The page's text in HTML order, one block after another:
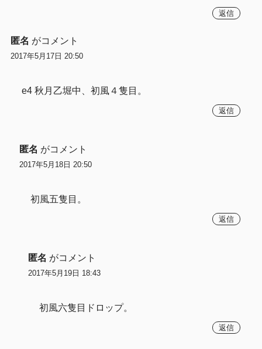
返信
匿名 がコメント
2017年5月17日 20:50
e4 秋月乙堀中、初風４隻目。
返信
匿名 がコメント
2017年5月18日 20:50
初風五隻目。
返信
匿名 がコメント
2017年5月19日 18:43
初風六隻目ドロップ。
返信